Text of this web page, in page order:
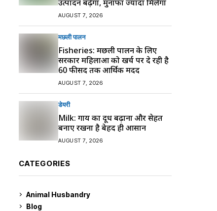
उत्पादन बढ़ेगा, मुनाफा ज्यादा मिलेगा
AUGUST 7, 2026
मछली पालन
Fisheries: मछली पालन के लिए
सरकार महिलाओं को खर्च पर दे रही है
60 फीसद तक आर्थिक मदद
AUGUST 7, 2026
डेयरी
Milk: गाय का दूध बढ़ाना और सेहत
बनाए रखना है बेहद ही आसान
AUGUST 7, 2026
CATEGORIES
Animal Husbandry
Blog